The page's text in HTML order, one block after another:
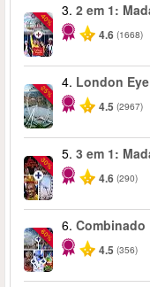
-40%
3. 2 em 1:
4.6 (1668)
-25%
4. London Eye
4.5 (2967)
-30%
5. 3 em 1:
4.6 (290)
-60%
6. Combinado
4.5 (356)